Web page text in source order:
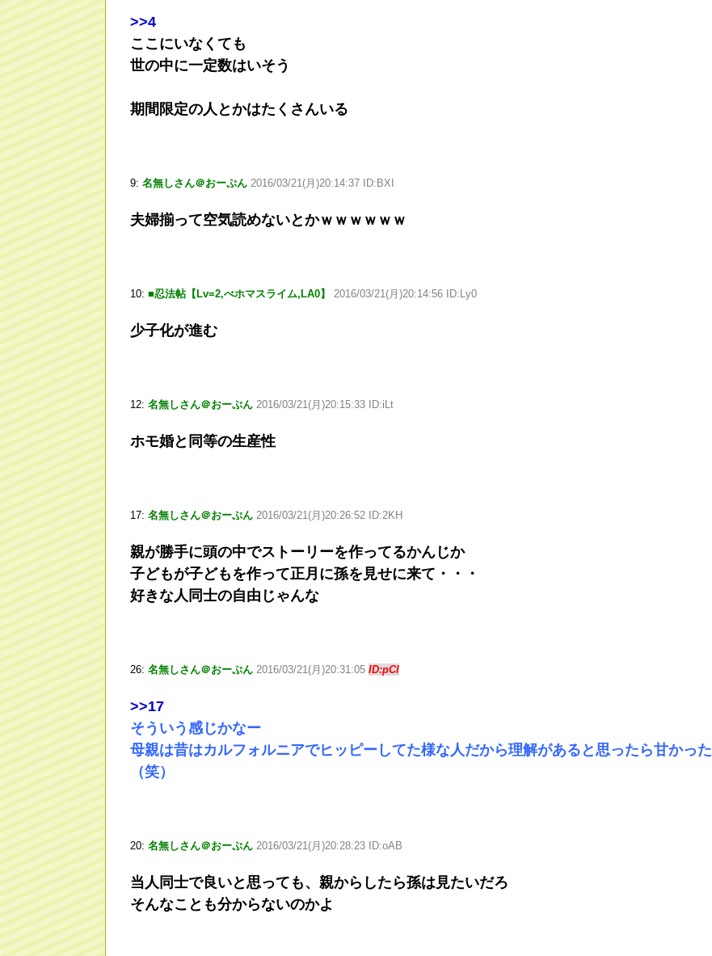
>>4
ここにいなくても
世の中に一定数はいそう
期間限定の人とかはたくさんいる
9: 名無しさん＠おーぷん 2016/03/21(月)20:14:37 ID:BXI
夫婦揃って空気読めないとかｗｗｗｗｗｗ
10: ■忍法帖【Lv=2,べホマスライム,LA0】 2016/03/21(月)20:14:56 ID:Ly0
少子化が進む
12: 名無しさん＠おーぷん 2016/03/21(月)20:15:33 ID:iLt
ホモ婚と同等の生産性
17: 名無しさん＠おーぷん 2016/03/21(月)20:26:52 ID:2KH
親が勝手に頭の中でストーリーを作ってるかんじか
子どもが子どもを作って正月に孫を見せに来て・・・
好きな人同士の自由じゃんな
26: 名無しさん＠おーぷん 2016/03/21(月)20:31:05 ID:pCl
>>17
そういう感じかなー
母親は昔はカルフォルニアでヒッピーしてた様な人だから理解があると思ったら甘かった
（笑）
20: 名無しさん＠おーぷん 2016/03/21(月)20:28:23 ID:oAB
当人同士で良いと思っても、親からしたら孫は見たいだろ
そんなことも分からないのかよ